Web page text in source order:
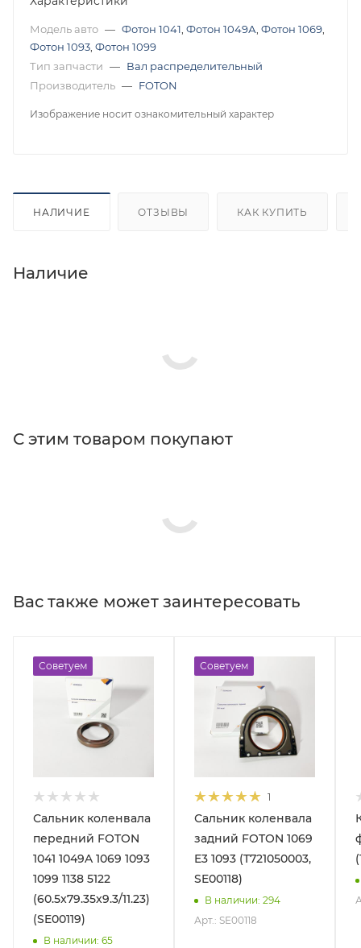
Модель авто — Фотон 1041 Фотон 1049А Фотон 1069
Фотон 1093 Фотон 1099
Тип запчасти — Вал распределительный
Производитель — FOTON
Изображение носит ознакомительный характер
НАЛИЧИЕ ОТЗЫВЫ КАК КУПИТЬ
Наличие
С этим товаром покупают
Вас также может заинтересовать
Советуем
Сальник коленвала
передний FOTON
1041 1049A 1069 1093
1099 1138 5122
(60.5x79.35x9.3/11.23)
(SE00119)
В наличии: 65
Советуем
1
Сальник коленвала
задний FOTON 1069
E3 1093 (T721050003,
SE00118)
В наличии: 294
Арт.: SE00118